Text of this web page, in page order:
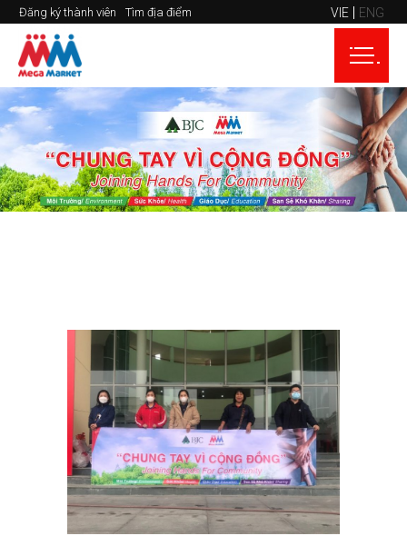
Đăng ký thành viên Tìm địa điểm VIE ENG